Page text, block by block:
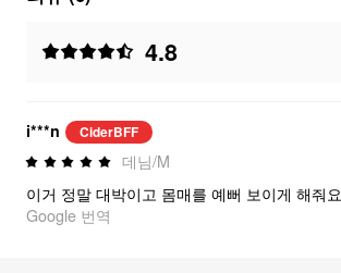
4.8
i***n CiderBFF
데님/M
이거 정말 대박이고 몸매를 예뻐 보이게 해줘요
Google 번역